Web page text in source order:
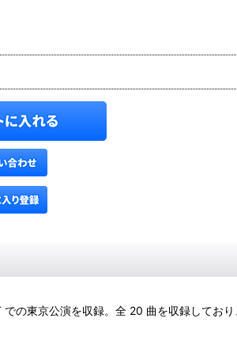
東京公演を収録。全 20 曲を収録してお